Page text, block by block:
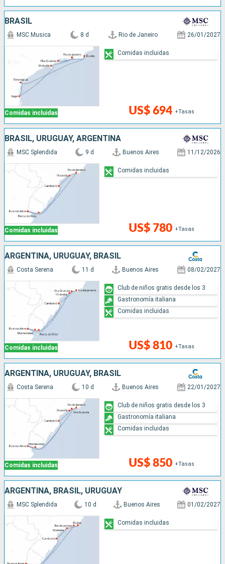
BRASIL
Comidas incluidas
MSC Musica 8 d Rio de Janeiro 26/01/2027
US$ 694 +Tasas
Comidas incluidas
BRASIL, URUGUAY, ARGENTINA
Comidas incluidas
MSC Splendida 9 d Buenos Aires 11/12/2026
US$ 780 +Tasas
Comidas incluidas
ARGENTINA, URUGUAY, BRASIL
Comidas incluidas
Costa Serena 11 d Buenos Aires 08/02/2027
US$ 810 +Tasas
Club de niños gratis desde los 3
Gastronomía italiana
Comidas incluidas
ARGENTINA, URUGUAY, BRASIL
Comidas incluidas
Costa Serena 10 d Buenos Aires 22/01/2027
US$ 850 +Tasas
Club de niños gratis desde los 3
Gastronomía italiana
Comidas incluidas
ARGENTINA, BRASIL, URUGUAY
MSC Splendida 10 d Buenos Aires 01/02/2027
Comidas incluidas